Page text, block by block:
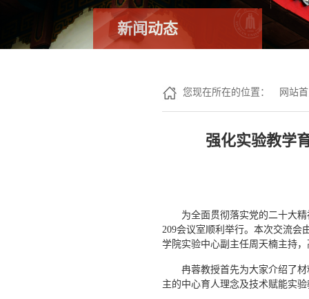
新闻动态
您现在所在的位置： 网站
强化实验教学
为全面贯彻落实党的二十大
209会议室顺利举行。本次交流会
学院实验中心副主任周天楠主持
冉蓉教授首先为大家介绍了
主的中心育人理念及技术赋能实